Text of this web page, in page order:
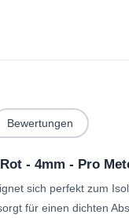
Bewertungen
- 4mm - Pro
sich perfekt zum
für einen dichten